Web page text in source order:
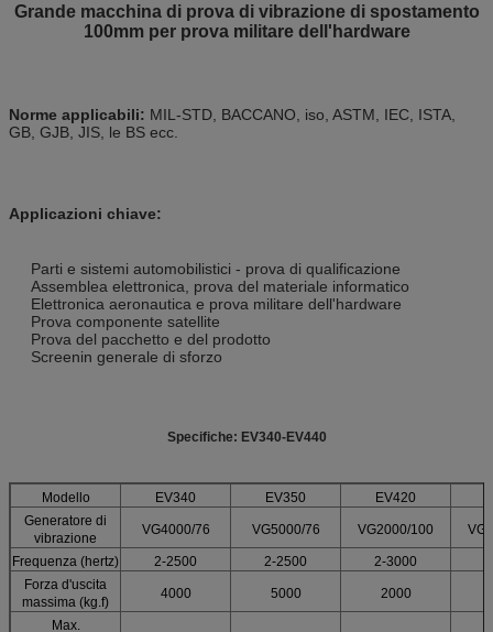
Grande macchina di prova di vibrazione di spostamento
100mm per prova militare dell'hardware
Norme applicabili: MIL-STD, BACCANO, iso, ASTM, IEC, ISTA,
GB, GJB, JIS, le BS ecc.
Applicazioni chiave:
Parti e sistemi automobilistici - prova di qualificazione
Assemblea elettronica, prova del materiale informatico
Elettronica aeronautica e prova militare dell'hardware
Prova componente satellite
Prova del pacchetto e del prodotto
Screenin generale di sforzo
Specifiche: EV340-EV440
Modello EV340 EV350 EV420
Generatore di
vibrazione
VG4000/76 VG5000/76 VG2000/100
Frequenza (hertz) 2-2500 2-2500 2-3000
Forza d'uscita
massima (kg.f)
4000 5000 2000
Max.